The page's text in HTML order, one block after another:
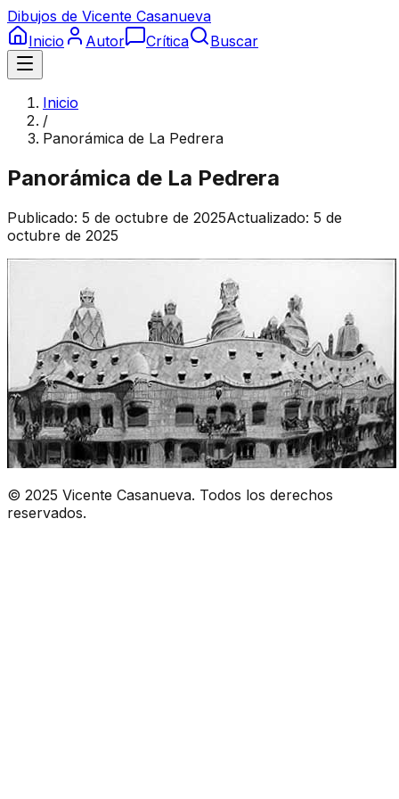
Dibujos de Vicente Casanueva
Inicio
Autor Crítica Buscar
Inicio
/
Panorámica de La Pedrera
Panorámica de La Pedrera
Publicado: 5 de octubre de 2025Actualizado: 5 de
octubre de 2025
© 2025 Vicente Casanueva. Todos los derechos
reservados.